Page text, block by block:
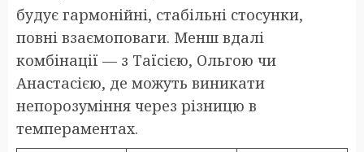
будує гармонійні, стабільні стосунки,
повні взаємоповаги. Менш вдалі
комбінації — з Таїсією, Ольгою чи
Анастасією, де можуть виникати
непорозуміння через різницю в
темпераментах.